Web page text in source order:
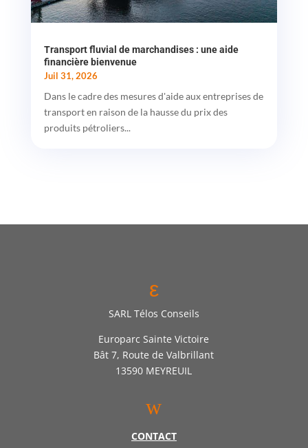
Transport fluvial de marchandises : une aide
financière bienvenue
Juil 31, 2026
Dans le cadre des mesures d'aide aux entreprises de
transport en raison de la hausse du prix des
produits pétroliers...
ε
SARL Télos Conseils
Europarc Sainte Victoire
Bât 7, Route de Valbrillant
13590 MEYREUIL
w
CONTACT